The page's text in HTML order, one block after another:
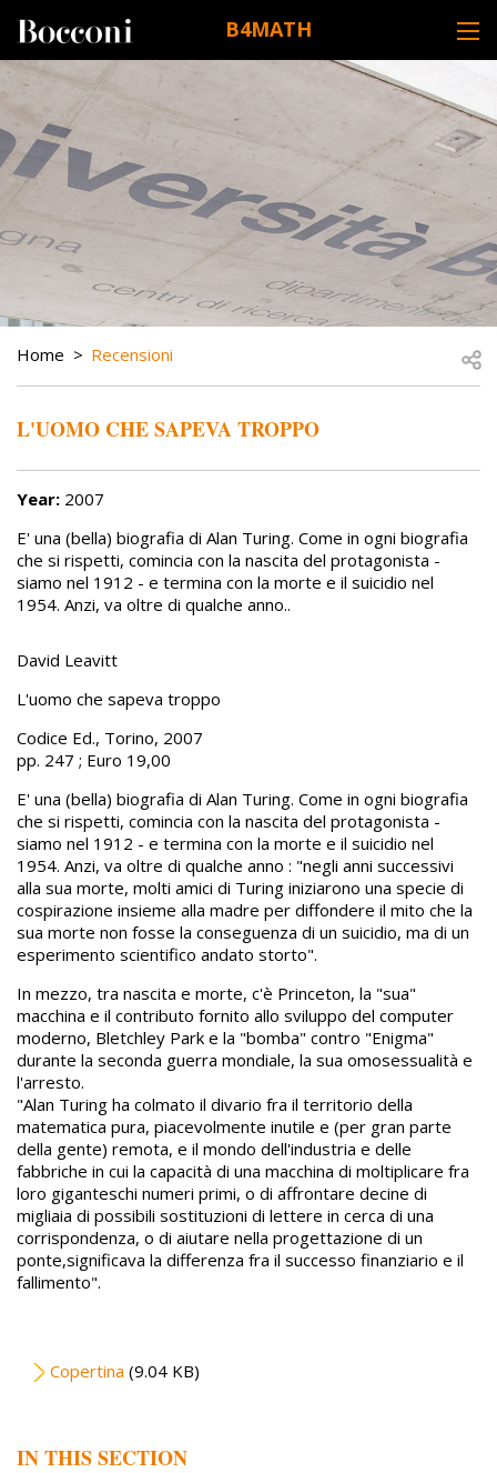
B4MATH
DESK NAVIGATION
BREADCRUMB
Home Recensioni
IN THIS SECTION
L'UOMO CHE SAPEVA TROPPO
Year: 2007
E' una (bella) biografia di Alan Turing. Come in ogni biografia
che si rispetti, comincia con la nascita del protagonista -
siamo nel 1912 - e termina con la morte e il suicidio nel
1954. Anzi, va oltre di qualche anno..
David Leavitt
L'uomo che sapeva troppo
Codice Ed., Torino, 2007
pp. 247 ; Euro 19,00
E' una (bella) biografia di Alan Turing. Come in ogni biografia
che si rispetti, comincia con la nascita del protagonista -
siamo nel 1912 - e termina con la morte e il suicidio nel
1954. Anzi, va oltre di qualche anno : "negli anni successivi
alla sua morte, molti amici di Turing iniziarono una specie di
cospirazione insieme alla madre per diffondere il mito che la
sua morte non fosse la conseguenza di un suicidio, ma di un
esperimento scientifico andato storto".
In mezzo, tra nascita e morte, c'è Princeton, la "sua"
macchina e il contributo fornito allo sviluppo del computer
moderno, Bletchley Park e la "bomba" contro "Enigma"
durante la seconda guerra mondiale, la sua omosessualità e
l'arresto.
"Alan Turing ha colmato il divario fra il territorio della
matematica pura, piacevolmente inutile e (per gran parte
della gente) remota, e il mondo dell'industria e delle
fabbriche in cui la capacità di una macchina di moltiplicare fra
loro giganteschi numeri primi, o di affrontare decine di
migliaia di possibili sostituzioni di lettere in cerca di una
corrispondenza, o di aiutare nella progettazione di un
ponte,significava la differenza fra il successo finanziario e il
fallimento".
File
Copertina (9.04 KB)